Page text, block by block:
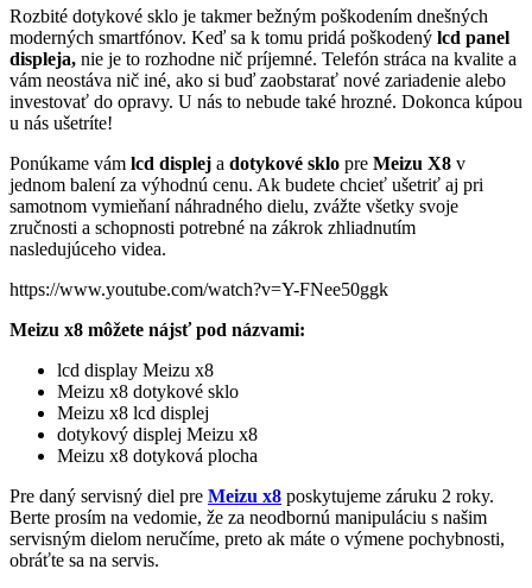
Rozbité dotykové sklo je takmer bežným poškodením dnešných
moderných smartfónov. Keď sa k tomu pridá poškodený lcd panel
displeja, nie je to rozhodne nič príjemné. Telefón stráca na kvalite a
vám neostáva nič iné, ako si buď zaobstarať nové zariadenie alebo
investovať do opravy. U nás to nebude také hrozné. Dokonca kúpou
u nás ušetríte!
Ponúkame vám lcd displej a dotykové sklo pre Meizu X8 v
jednom balení za výhodnú cenu. Ak budete chcieť ušetriť aj pri
samotnom vymieňaní náhradného dielu, zvážte všetky svoje
zručnosti a schopnosti potrebné na zákrok zhliadnutím
nasledujúceho videa.
https://www.youtube.com/watch?v=Y-FNee50ggk
Meizu x8 môžete nájsť pod názvami:
lcd display Meizu x8
Meizu x8 dotykové sklo
Meizu x8 lcd displej
dotykový displej Meizu x8
Meizu x8 dotyková plocha
Pre daný servisný diel pre Meizu x8 poskytujeme záruku 2 roky.
Berte prosím na vedomie, že za neodbornú manipuláciu s našim
servisným dielom neručíme, preto ak máte o výmene pochybnosti,
obráťte sa na servis.